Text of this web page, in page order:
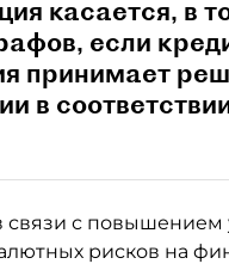
касается, в
если
принимает
в
связи с повышением
рисков на